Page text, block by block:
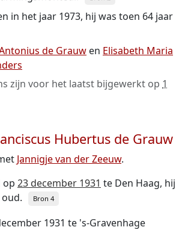
in het jaar 1973, hij was toen 64 jaar
de Grauw en Elisabeth Maria
zijn voor het laatst bijgewerkt op 1
Hubertus de Grauw
Jannigje van der Zeeuw.
op 23 december 1931 te Den Haag, hij
Bron 4
1931 te 's-Gravenhage